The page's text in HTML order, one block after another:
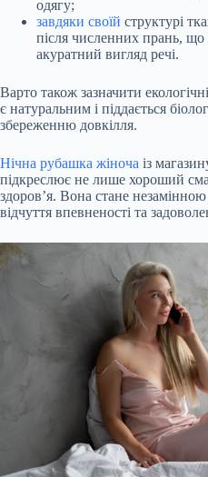
одягу;
завдяки своїй структурі
після численних прань, що
акуратний вигляд речі.
Варто також зазначити
є натуральним і піддається
збереженню довкілля.
Нічна рубашка жіноча із
підкреслює не лише хороший
здоров’я. Вона стане
відчуття впевненості та